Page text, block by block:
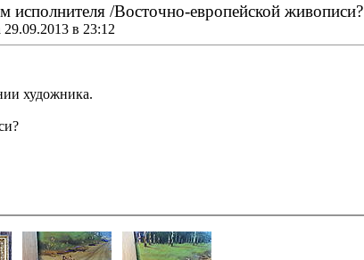
исполнителя /Восточно-европейской живописи?
в 23:12
художника.